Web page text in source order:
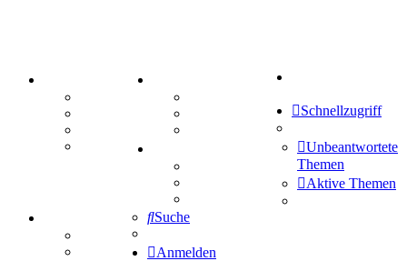
Mastodon
Treffenübersicht
Zitatesammlung
Schiffe versenken
Tipprunde
Comunio
Schnellzugriff
Unbeantwortete
Themen
Aktive Themen
Suche
Anmelden